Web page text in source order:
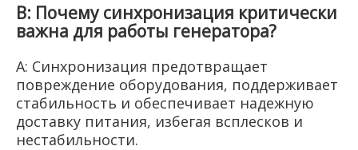
В: Почему синхронизация критически
важна для работы генератора?
A: Синхронизация предотвращает
повреждение оборудования, поддерживает
стабильность и обеспечивает надежную
доставку питания, избегая всплесков и
нестабильности.